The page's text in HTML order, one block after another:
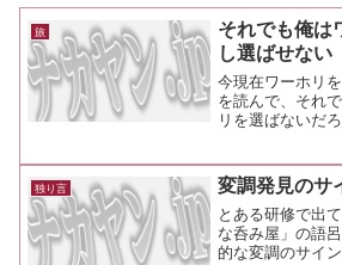
旅
それでも俺は
し選ばせない
今現在ワーホリ
を読んで、それ
リを選ばないだ
したら反対する
客観的に見て、
方がヌルい（あ
う）まぁ、「釣り
独り言 変調発見のサ
とある研修で出
な呑み屋」の語
的な変調のサ